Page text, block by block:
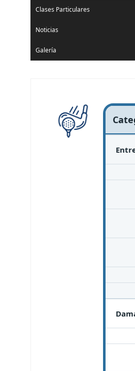
Clases Particulares
Noticias
Galería